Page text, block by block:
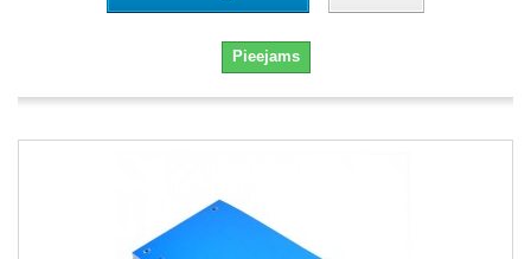
Pieejams